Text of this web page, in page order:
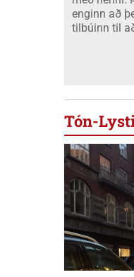
enginn að
tilbúinn til
Tón-